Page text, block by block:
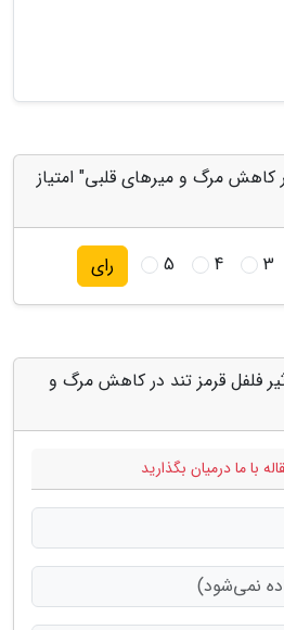
کاهش مرگ و میرهای قلبی" امتیاز
3
4
5 رای
فلفل قرمز تند در کاهش مرگ و
با ما درمیان بگذارید